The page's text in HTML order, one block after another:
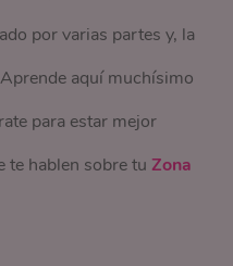
por varias partes y, la
aquí muchísimo
para estar mejor
te hablen sobre tu Zona